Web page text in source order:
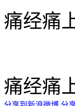
痛经痛
痛经痛